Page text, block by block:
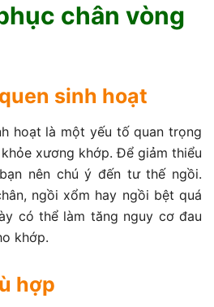
chân vòng
sinh hoạt
hoạt là một yếu tố quan trọng
xương khớp. Để giảm thiểu
nên chú ý đến tư thế ngồi.
ngồi xổm hay ngồi bệt quá
có thể làm tăng nguy cơ đau
khớp.
hợp